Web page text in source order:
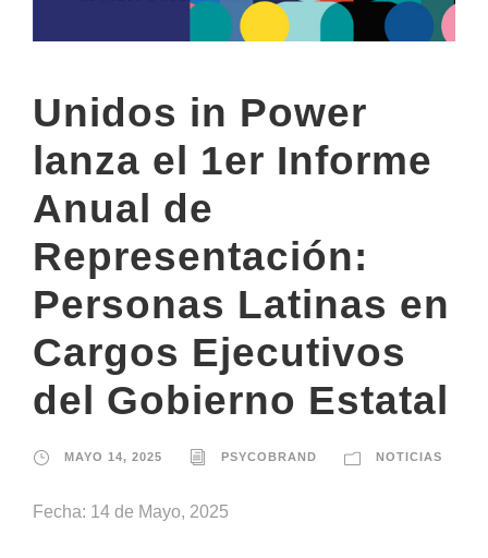
Unidos in Power
lanza el 1er Informe
Anual de
Representación:
Personas Latinas en
Cargos Ejecutivos
del Gobierno Estatal
MAYO 14, 2025 PSYCOBRAND NOTICIAS
Fecha: 14 de Mayo, 2025